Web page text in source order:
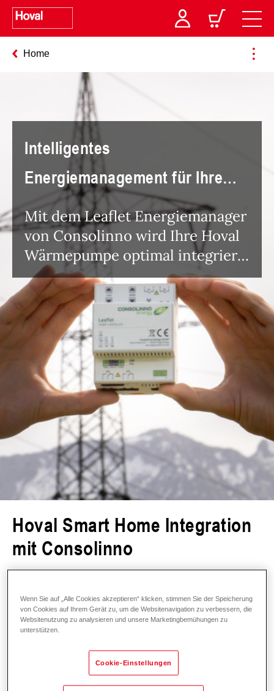
Home
Intelligentes
Energiemanagement für Ihre
Wärmepumpe
Mit dem Leaflet Energiemanager
von Consolinno wird Ihre Hoval
Wärmepumpe optimal integriert
und effizient betrieben
Hoval Smart Home Integration
mit Consolinno
Durch die Kombination aus PV-Optimierung,
dynamischen Stromtarifen und netzdienlicher
Steuerung lassen sich Energieflüsse im
Gebäude intelligent koordinieren und
Wenn Sie auf „Alle Cookies akzeptieren“ klicken, stimmen Sie der Speicherung
von Cookies auf Ihrem Gerät zu, um die Websitenavigation zu verbessern, die
Websitenutzung zu analysieren und unsere Marketingbemühungen zu
unterstützen.
Cookie-Einstellungen